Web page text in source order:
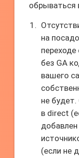
обрываться
на
без GA
вашего
не
в direct
(если не